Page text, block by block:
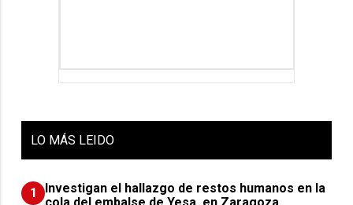
LO MÁS LEIDO
1
Investigan el hallazgo de restos humanos en la
cola del embalse de Yesa, en Zaragoza